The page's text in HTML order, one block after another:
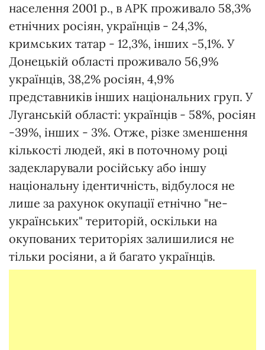
населення 2001 р., в АРК проживало 58,3%
етнічних росіян, українців - 24,3%,
кримських татар - 12,3%, інших -5,1%. У
Донецькій області проживало 56,9%
українців, 38,2% росіян, 4,9%
представників інших національних груп. У
Луганській області: українців - 58%, росіян
-39%, інших - 3%. Отже, різке зменшення
кількості людей, які в поточному році
задекларували російську або іншу
національну ідентичність, відбулося не
лише за рахунок окупації етнічно "не-
українських" територій, оскільки на
окупованих територіях залишилися не
тільки росіяни, а й багато українців.